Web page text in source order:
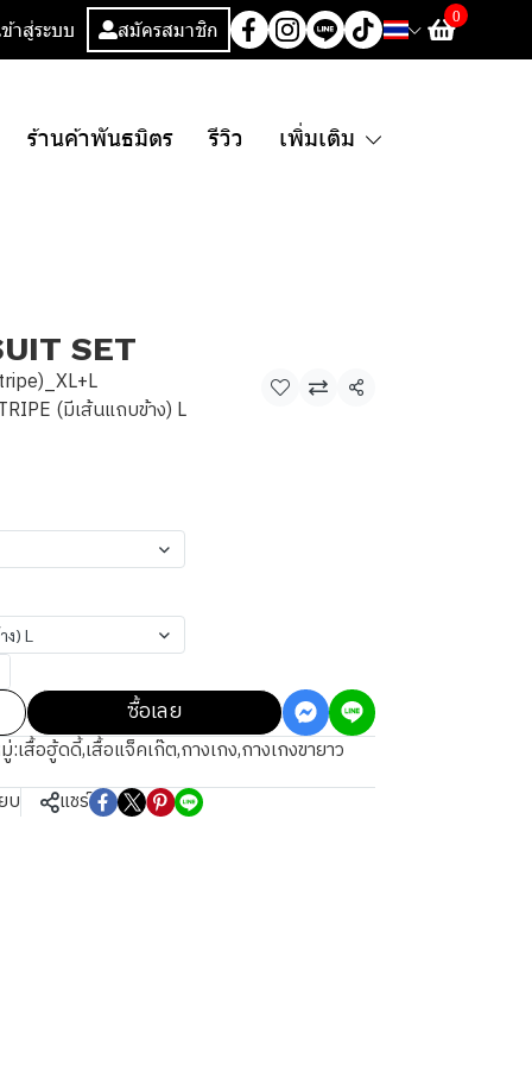
ข้าสู่ระบบ สมัครสมาชิก
0
ร้านค้าพันธมิตร รีวิว เพิ่มเติม
SET
(มีเส้นแถบข้าง) L
แชร์
) L
ซื้อเลย
:เสื้อฮู้ดดี้,เสื้อแจ็คเก๊ต,กางเกง,กางเกงขายาว
บ แชร์